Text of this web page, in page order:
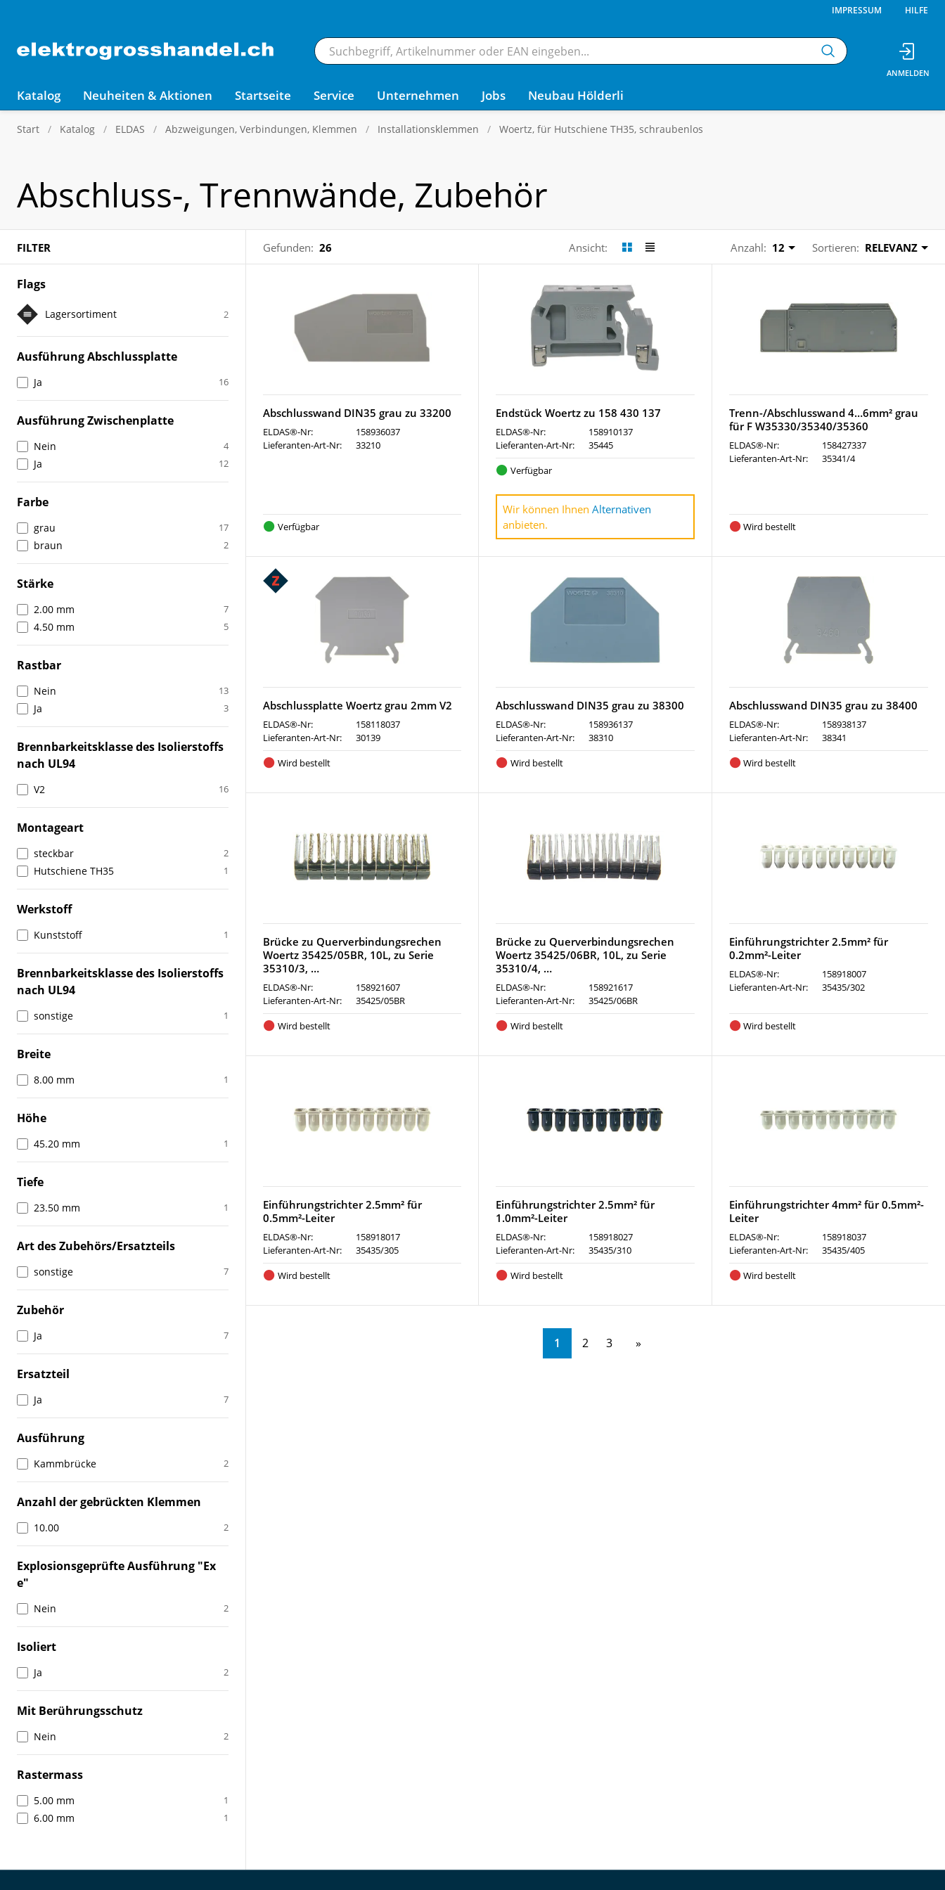
IMPRESSUM HILFE
Katalog Neuheiten & Aktionen Startseite Service Unternehmen Jobs Neubau Hölderli
Start Katalog ELDAS Abzweigungen, Verbindungen, Klemmen Installationsklemmen Woertz, für Hutschiene TH35, schraubenlos
Abschluss-, Trennwände, Zubehör
FILTER Gefunden: 26 Ansicht: Anzahl: 12 Sortieren: RELEVANZ
Flags
Lagersortiment 2
Ausführung Abschlussplatte
Ja 16
Ausführung Zwischenplatte
Nein 4
Ja 12
Farbe
grau 17
braun 2
Stärke
2.00 mm 7
4.50 mm 5
Rastbar
Nein 13
Ja 3
Brennbarkeitsklasse des Isolierstoffs
nach UL94
V2 16
Montageart
steckbar 2
Hutschiene TH35 1
Werkstoff
Kunststoff 1
Brennbarkeitsklasse des Isolierstoffs
nach UL94
sonstige 1
Breite
8.00 mm 1
Höhe
45.20 mm 1
Tiefe
23.50 mm 1
Art des Zubehörs/Ersatzteils
sonstige 7
Zubehör
Ja 7
Ersatzteil
Ja 7
Ausführung
Kammbrücke 2
Anzahl der gebrückten Klemmen
10.00 2
Explosionsgeprüfte Ausführung "Ex
e"
Nein 2
Isoliert
Ja 2
Mit Berührungsschutz
Nein 2
Rastermass
5.00 mm 1
6.00 mm 1
Abschlusswand DIN35 grau zu 33200
ELDAS®-Nr:
158936037
Lieferanten-Art-Nr:
33210
Verfügbar
Endstück Woertz zu 158 430 137
ELDAS®-Nr:
158910137
Lieferanten-Art-Nr:
35445
Verfügbar
Wir können IhnenAlternativen
anbieten.
Trenn-/Abschlusswand 4…6mm² grau
für F W35330/35340/35360
ELDAS®-Nr:
158427337
Lieferanten-Art-Nr:
35341/4
Wird bestellt
Abschlussplatte Woertz grau 2mm V2
ELDAS®-Nr:
158118037
Lieferanten-Art-Nr:
30139
Wird bestellt
Abschlusswand DIN35 grau zu 38300
ELDAS®-Nr:
158936137
Lieferanten-Art-Nr:
38310
Wird bestellt
Abschlusswand DIN35 grau zu 38400
ELDAS®-Nr:
158938137
Lieferanten-Art-Nr:
38341
Wird bestellt
Brücke zu Querverbindungsrechen
Woertz 35425/05BR, 10L, zu Serie
35310/3, …
ELDAS®-Nr:
158921607
Lieferanten-Art-Nr:
35425/05BR
Wird bestellt
Brücke zu Querverbindungsrechen
Woertz 35425/06BR, 10L, zu Serie
35310/4, …
ELDAS®-Nr:
158921617
Lieferanten-Art-Nr:
35425/06BR
Wird bestellt
Einführungstrichter 2.5mm² für
0.2mm²-Leiter
ELDAS®-Nr:
158918007
Lieferanten-Art-Nr:
35435/302
Wird bestellt
Einführungstrichter 2.5mm² für
0.5mm²-Leiter
ELDAS®-Nr:
158918017
Lieferanten-Art-Nr:
35435/305
Wird bestellt
Einführungstrichter 2.5mm² für
1.0mm²-Leiter
ELDAS®-Nr:
158918027
Lieferanten-Art-Nr:
35435/310
Wird bestellt
Einführungstrichter 4mm² für 0.5mm²-
Leiter
ELDAS®-Nr:
158918037
Lieferanten-Art-Nr:
35435/405
Wird bestellt
1 2 3